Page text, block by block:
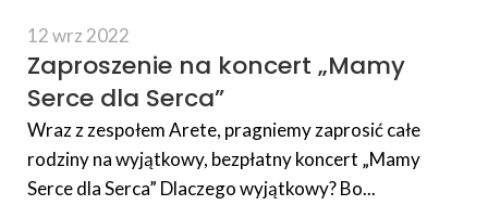
12 wrz 2022
Zaproszenie na koncert „Mamy
Serce dla Serca”
Wraz z zespołem Arete, pragniemy zaprosić całe
rodziny na wyjątkowy, bezpłatny koncert „Mamy
Serce dla Serca” Dlaczego wyjątkowy? Bo...